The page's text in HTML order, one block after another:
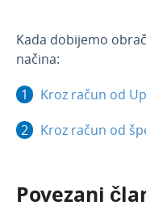
Kada dobijemo
načina:
Kroz račun od
Kroz račun od
Povezani